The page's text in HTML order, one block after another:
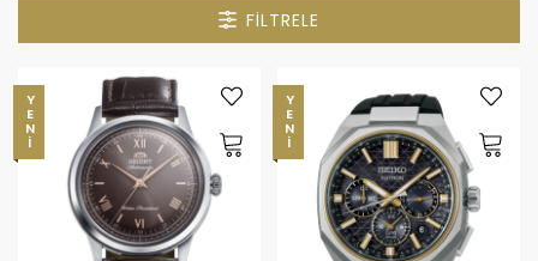
FILTRELE
YENI YENI